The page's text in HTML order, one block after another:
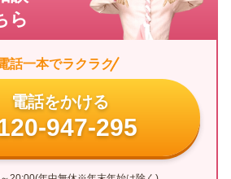
ら
話一本でラクラク
電話をかける
947-295